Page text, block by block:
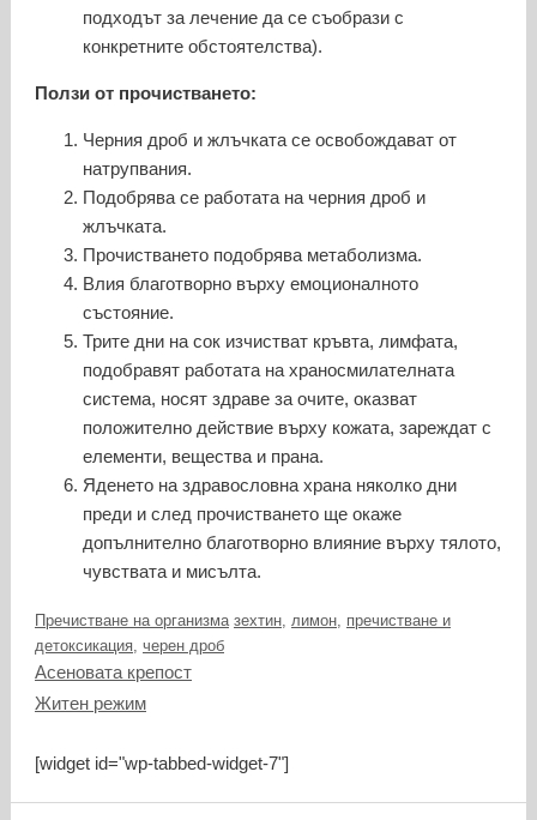
подходът за лечение да се съобрази с
конкретните обстоятелства).
Ползи от прочистването:
Черния дроб и жлъчката се освобождават от
натрупвания.
Подобрява се работата на черния дроб и
жлъчката.
Прочистването подобрява метаболизма.
Влия благотворно върху емоционалното
състояние.
Трите дни на сок изчистват кръвта, лимфата,
подобравят работата на храносмилателната
система, носят здраве за очите, оказват
положително действие върху кожата, зареждат с
елементи, вещества и прана.
Яденето на здравословна храна няколко дни
преди и след прочистването ще окаже
допълнително благотворно влияние върху тялото,
чувствата и мисълта.
Категории
Пречистване на организма Етикети
зехтин, лимон, пречистване и
детоксикация, черен дроб
Асеновата крепост
Житен режим
[widget id="wp-tabbed-widget-7"]